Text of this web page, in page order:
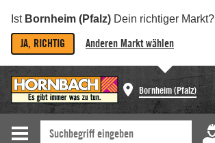
Ist Bornheim (Pfalz) Dein richtiger Markt?
JA, RICHTIG Anderen Markt wählen
Bornheim (Pfalz)